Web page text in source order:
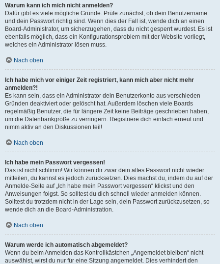
Warum kann ich mich nicht anmelden?
Dafür gibt es viele mögliche Gründe. Prüfe zunächst, ob dein Benutzername
und dein Passwort richtig sind. Wenn dies der Fall ist, wende dich an einen
Board-Administrator, um sicherzugehen, dass du nicht gesperrt wurdest. Es ist
ebenfalls möglich, dass ein Konfigurationsproblem mit der Website vorliegt,
welches ein Administrator lösen muss.
Nach oben
Ich habe mich vor einiger Zeit registriert, kann mich aber nicht mehr
anmelden?!
Es kann sein, dass ein Administrator dein Benutzerkonto aus verschieden
Gründen deaktiviert oder gelöscht hat. Außerdem löschen viele Boards
regelmäßig Benutzer, die für längere Zeit keine Beiträge geschrieben haben,
um die Datenbankgröße zu verringern. Registriere dich einfach erneut und
nimm aktiv an den Diskussionen teil!
Nach oben
Ich habe mein Passwort vergessen!
Das ist nicht schlimm! Wir können dir zwar dein altes Passwort nicht wieder
mitteilen, du kannst es jedoch zurücksetzen. Dies machst du, indem du auf der
Anmelde-Seite auf „Ich habe mein Passwort vergessen“ klickst und den
Anweisungen folgst. So solltest du dich schnell wieder anmelden können.
Solltest du trotzdem nicht in der Lage sein, dein Passwort zurückzusetzen, so
wende dich an die Board-Administration.
Nach oben
Warum werde ich automatisch abgemeldet?
Wenn du beim Anmelden das Kontrollkästchen „Angemeldet bleiben“ nicht
auswählst, wirst du nur für eine Sitzung angemeldet. Dies verhindert den